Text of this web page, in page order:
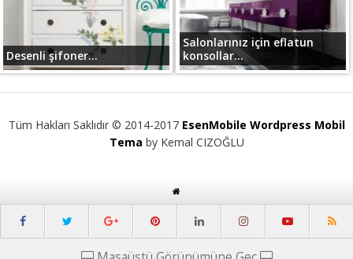
Desenli şifoner...
Salonlarınız için eflatun
konsollar...
Tüm Hakları Saklıdır © 2014-2017 EsenMobile Wordpress Mobil
Tema by Kemal CIZOĞLU